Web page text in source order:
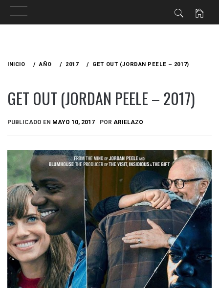
INICIO AÑO 2017 GET OUT (JORDAN PEELE – 2017)
GET OUT (JORDAN PEELE – 2017)
PUBLICADO EN MAYO 10, 2017 POR ARIELAZO